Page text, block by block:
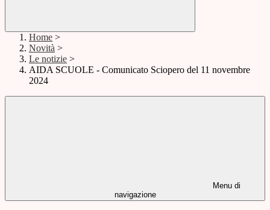
Home >
Novità >
Le notizie >
AIDA SCUOLE - Comunicato Sciopero del 11 novembre
2024
Menu di
navigazione